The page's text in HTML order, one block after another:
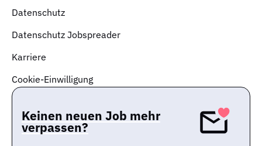
Datenschutz
Datenschutz Jobspreader
Karriere
Cookie-Einwilligung
Keinen neuen Job mehr
verpassen?